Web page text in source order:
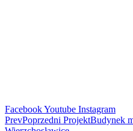
FacebookYoutube Instagram
PrevPoprzedni ProjektBudynek